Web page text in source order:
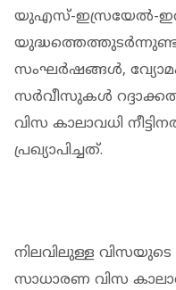
യുഎസ്-ഇസ്രയേൽ-
സംഘർഷങ്ങൾ,
സർവീസുകൾ
വിസ കാലാവധി
പ്രഖ്യാപിച്ചത്.
നിലവിലുള്ള
സാധാരണ വിസ